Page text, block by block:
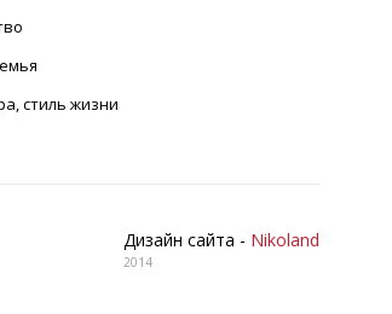
стиль жизни
Дизайн сайта - Nikoland
2014